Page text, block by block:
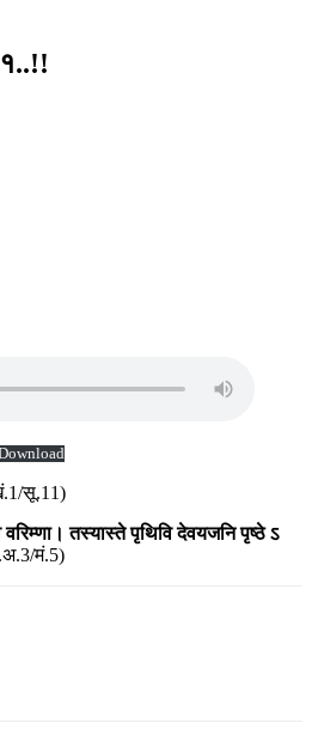
१..!!
सू.11)
वरिम्णा। तस्यास्ते पृथिवि देवयजनि पृष्ठे ऽ
मं.5)